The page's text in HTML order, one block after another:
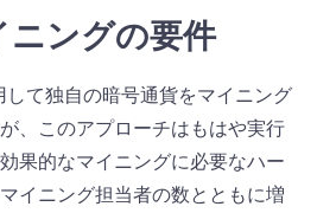
ニングの要件
て独自の暗号通貨をマイニング
、このアプローチはもはや実行
果的なマイニングに必要なハー
イニング担当者の数とともに増